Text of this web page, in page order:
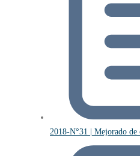
2018-N°31 | Mejorado de